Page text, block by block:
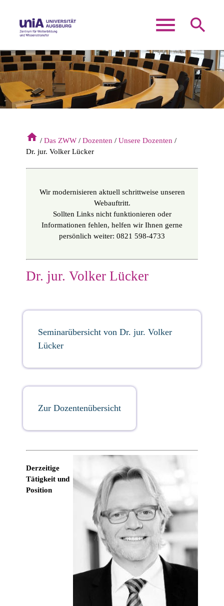
menu search
Suchbegriffe SUCHEN
home Das ZWW Dozenten
Unsere Dozenten
Dr. jur. Volker Lücker
Wir modernisieren aktuell schrittweise unseren
Webauftritt.
Sollten Links nicht funktionieren oder
Informationen fehlen, helfen wir Ihnen gerne
persönlich weiter: 0821 598-4733
Dr. jur. Volker Lücker
Seminarübersicht von Dr. jur. Volker
Lücker
Zur Dozentenübersicht
Derzeitige
Tätigkeit und
Position